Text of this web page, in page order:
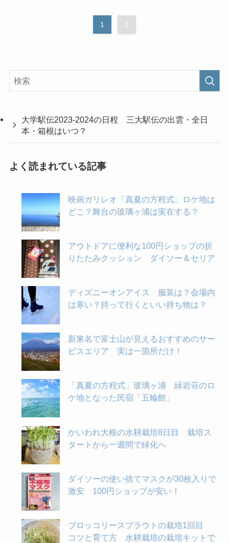
1 2
大学駅伝2023-2024の日程 三大駅伝の出雲・全日
本・箱根はいつ？
よく読まれている記事
映画ガリレオ「真夏の方程式」ロケ地は
どこ？舞台の玻璃ヶ浦は実在する？
アウトドアに便利な100円ショップの折
りたたみクッション ダイソー＆セリア
ディズニーオンアイス 服装は？会場内
は寒い？持って行くといい持ち物は？
新東名で富士山が見えるおすすめのサー
ビスエリア 実は一箇所だけ！
「真夏の方程式」玻璃ヶ浦 緑岩荘のロ
ケ地となった民宿「五輪館」
かいわれ大根の水耕栽培8日目 栽培ス
タートから一週間で緑化へ
ダイソーの使い捨てマスクが30枚入りで
激安 100円ショップが安い！
ブロッコリースプラウトの栽培1回目
コツと育て方 水耕栽培の栽培キットで